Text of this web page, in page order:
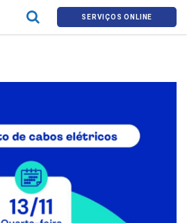
SERVIÇOS ONLINE